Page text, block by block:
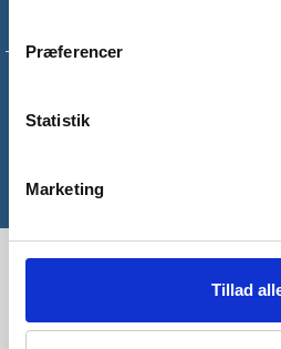
Præferencer
Statistik
Marketing
Tillad
Tilmeld dig vores nyhedsbrev og